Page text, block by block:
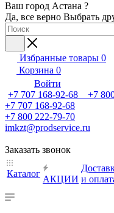
Ваш город Астана ?
Да, все верно Выбрать
Избранные товары 0
Корзина 0
Войти
+7 707 168-92-68 +7
+7 707 168-92-68
+7 800 222-79-70
imkzt@prodservice.ru
Заказать звонок
Каталог
АКЦИИ и